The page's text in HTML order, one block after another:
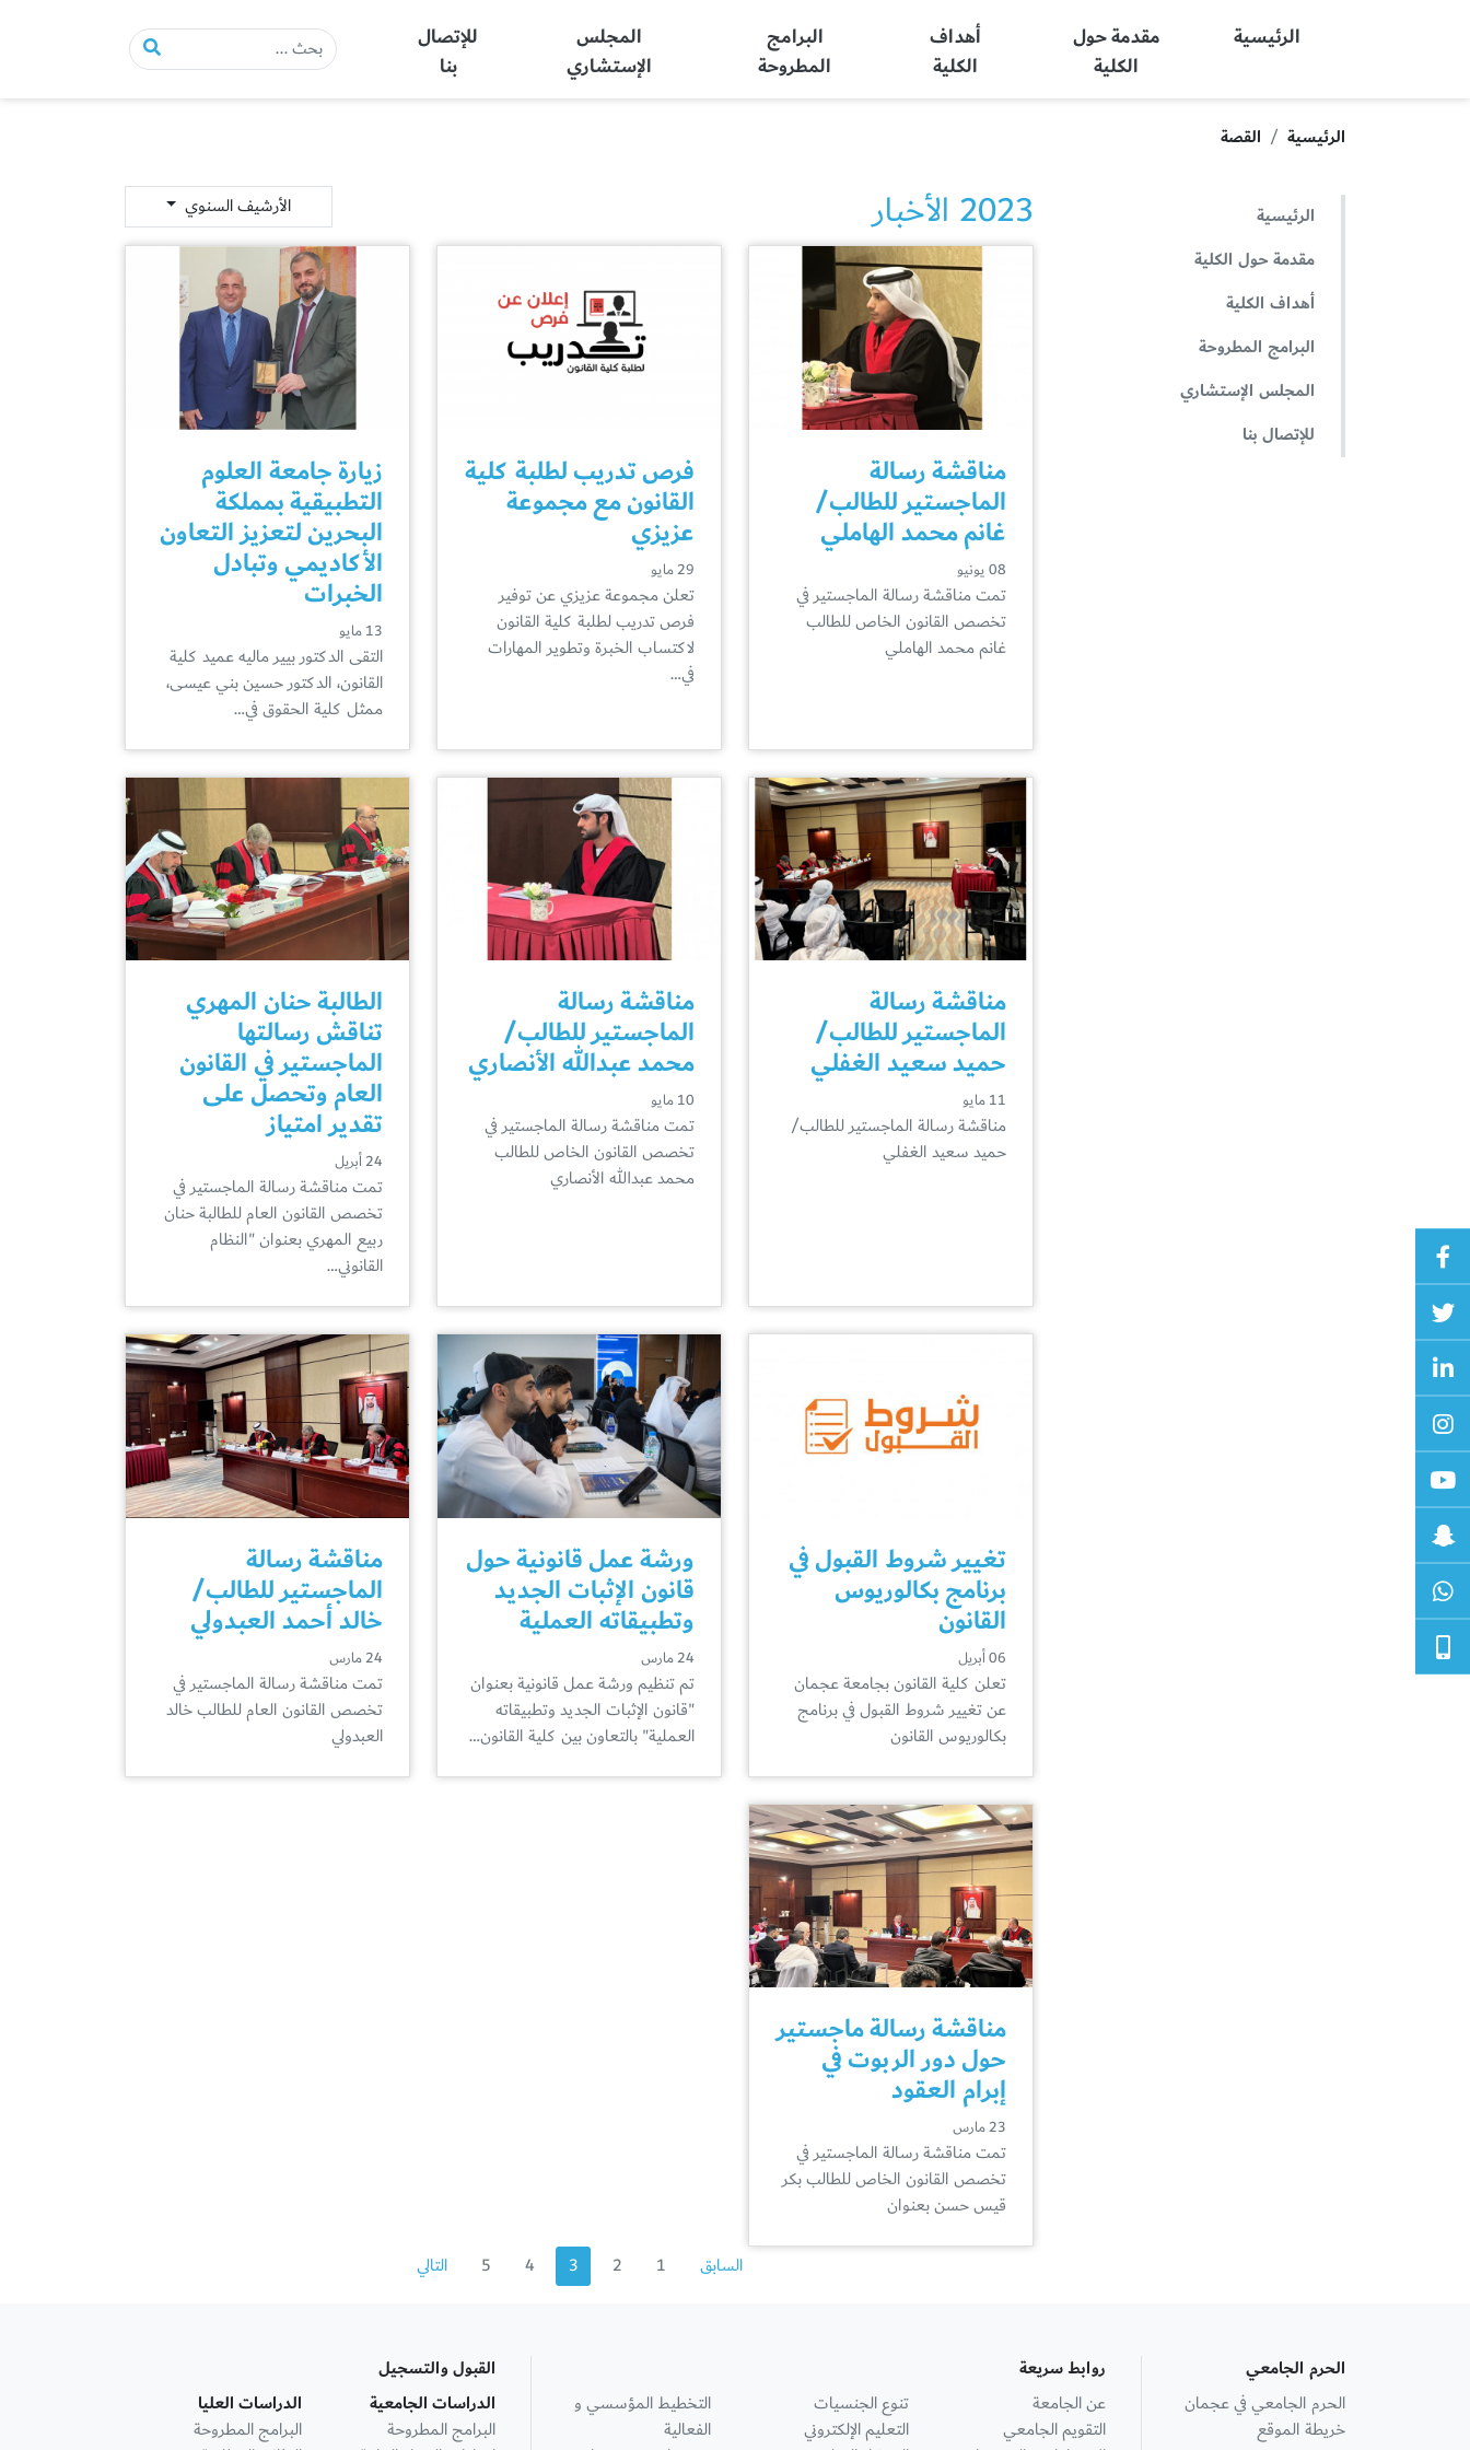
Ajman University
الرئيسية
مقدمة حول
الكلية
أهداف
الكلية
البرامج
المطروحة
المجلس
الإستشاري
للإتصال
بنا
الرئيسية القصة
الرئيسية
مقدمة حول الكلية
أهداف الكلية
البرامج المطروحة
المجلس الإستشاري
للإتصال بنا
2023 الأخبار الأرشيف السنوي
مناقشة رسالة
الماجستير للطالب/
غانم محمد الهاملي
08 يونيو
تمت مناقشة رسالة الماجستير في
تخصص القانون الخاص للطالب
غانم محمد الهاملي
فرص تدريب لطلبة كلية
القانون مع مجموعة
عزيزي
29 مايو
تعلن مجموعة عزيزي عن توفير
فرص تدريب لطلبة كلية القانون
لاكتساب الخبرة وتطوير المهارات
في…
زيارة جامعة العلوم
التطبيقية بمملكة
البحرين لتعزيز التعاون
الأكاديمي وتبادل
الخبرات
13 مايو
التقى الدكتور بيير ماليه عميد كلية
القانون، الدكتور حسين بني عيسى،
ممثل كلية الحقوق في…
مناقشة رسالة
الماجستير للطالب/
حميد سعيد الغفلي
11 مايو
مناقشة رسالة الماجستير للطالب/
حميد سعيد الغفلي
مناقشة رسالة
الماجستير للطالب/
محمد عبدالله الأنصاري
10 مايو
تمت مناقشة رسالة الماجستير في
تخصص القانون الخاص للطالب
محمد عبدالله الأنصاري
الطالبة حنان المهري
تناقش رسالتها
الماجستير في القانون
العام وتحصل على
تقدير امتياز
24 أبريل
تمت مناقشة رسالة الماجستير في
تخصص القانون العام للطالبة حنان
ربيع المهري بعنوان "النظام
القانوني…
تغيير شروط القبول في
برنامج بكالوريوس
القانون
06 أبريل
تعلن كلية القانون بجامعة عجمان
عن تغيير شروط القبول في برنامج
بكالوريوس القانون
ورشة عمل قانونية حول
قانون الإثبات الجديد
وتطبيقاته العملية
24 مارس
تم تنظيم ورشة عمل قانونية بعنوان
"قانون الإثبات الجديد وتطبيقاته
العملية" بالتعاون بين كلية القانون…
مناقشة رسالة
الماجستير للطالب/
خالد أحمد العبدولي
24 مارس
تمت مناقشة رسالة الماجستير في
تخصص القانون العام للطالب خالد
العبدولي
مناقشة رسالة ماجستير
حول دور الربوت في
إبرام العقود
23 مارس
تمت مناقشة رسالة الماجستير في
تخصص القانون الخاص للطالب بكر
قيس حسن بعنوان
السابق 1
2
3
4
5 التالي
الحرم الجامعي
الحرم الجامعي في عجمان
خريطة الموقع
روابط سريعة
عن الجامعة
التقويم الجامعي
تنوع الجنسيات
التعليم الإلكتروني
التخطيط المؤسسي و
الفعالية
القبول والتسجيل
الدراسات الجامعية
البرامج المطروحة
الدراسات العليا
البرامج المطروحة